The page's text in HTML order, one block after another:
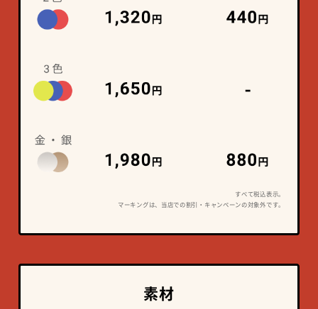
すべて税込表示。
マーキングは、当店での割引・キャンペーンの対象外です。
素材